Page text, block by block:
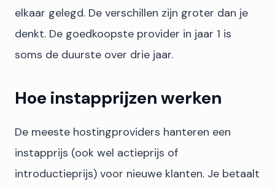
elkaar gelegd. De verschillen zijn groter dan je
denkt. De goedkoopste provider in jaar 1 is
soms de duurste over drie jaar.
Hoe instapprijzen werken
De meeste hostingproviders hanteren een
instapprijs (ook wel actieprijs of
introductieprijs) voor nieuwe klanten. Je betaalt